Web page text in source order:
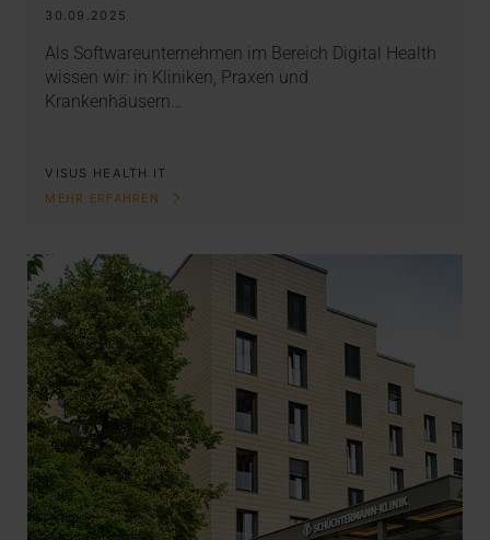
30.09.2025
Als Softwareunternehmen im Bereich Digital Health
wissen wir: in Kliniken, Praxen und
Krankenhäusern…
VISUS HEALTH IT
MEHR ERFAHREN